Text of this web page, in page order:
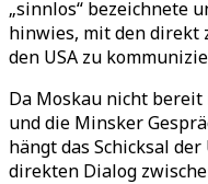
„sinnlos“ bezeichnete
hinwies, mit den direkt
den USA zu
Da Moskau nicht
und die Minsker
hängt das Schicksal
direkten Dialog